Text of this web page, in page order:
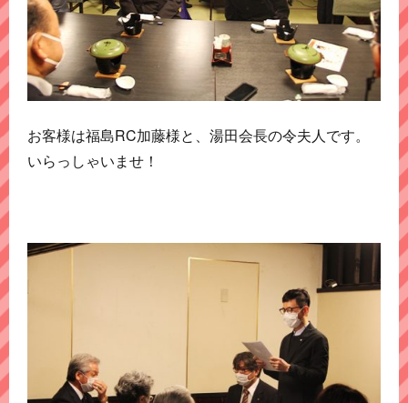
お客様は福島RC加藤様と、湯田会長の令夫人です。
いらっしゃいませ！